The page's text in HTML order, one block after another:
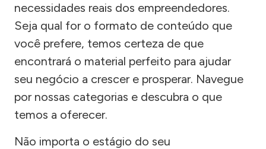
necessidades reais dos empreendedores.
Seja qual for o formato de conteúdo que
você prefere, temos certeza de que
encontrará o material perfeito para ajudar
seu negócio a crescer e prosperar. Navegue
por nossas categorias e descubra o que
temos a oferecer.
Não importa o estágio do seu